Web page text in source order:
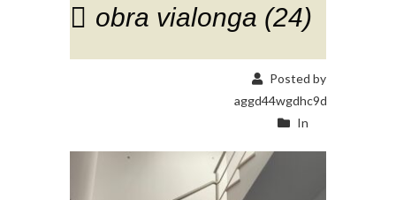
obra vialonga (24)
Posted by
aggd44wgdhc9d
In